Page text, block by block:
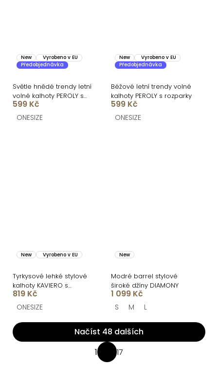
New
Vyrobeno v EU
Předobjednávka
Světle hnědé trendy letní
volné kalhoty PEROLY s
rozparky
599 Kč
ONESIZE
New
Vyrobeno v EU
Předobjednávka
Béžové letní trendy volné
kalhoty PEROLY s rozparky
599 Kč
ONESIZE
New Vyrobeno v EU
Tyrkysové lehké stylové
kalhoty KAVIERO s
vysokým pasem
819 Kč
ONESIZE
New
Modré barrel stylové
široké džíny DIAMONY
1 099 Kč
S M L
O
v
Načíst 48 dalších
S
1 17